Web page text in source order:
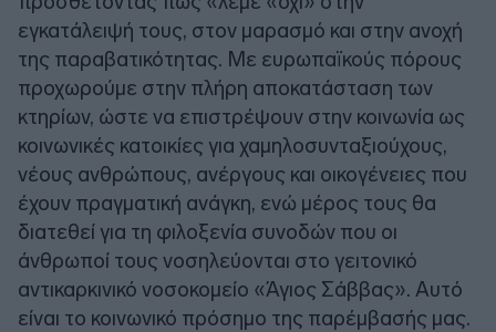
εγκατάλειψή τους, στον μαρασμό και στην ανοχή
της παραβατικότητας. Με ευρωπαϊκούς πόρους
προχωρούμε στην πλήρη αποκατάσταση των
κτηρίων, ώστε να επιστρέψουν στην κοινωνία ως
κοινωνικές κατοικίες για χαμηλοσυνταξιούχους,
νέους ανθρώπους, ανέργους και οικογένειες που
έχουν πραγματική ανάγκη, ενώ μέρος τους θα
διατεθεί για τη φιλοξενία συνοδών που οι
άνθρωποί τους νοσηλεύονται στο γειτονικό
αντικαρκινικό νοσοκομείο «Άγιος Σάββας». Αυτό
είναι το κοινωνικό πρόσημο της παρέμβασής μας.